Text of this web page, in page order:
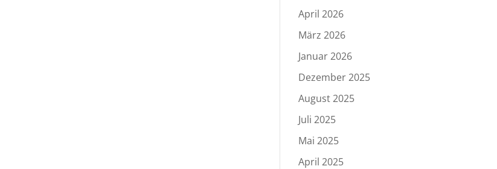
April 2026
März 2026
Januar 2026
Dezember 2025
August 2025
Juli 2025
Mai 2025
April 2025